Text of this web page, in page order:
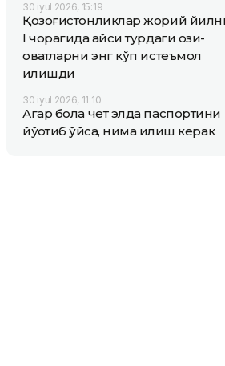
30 iyul 2026, 15:19
Қозоғистонликлар жорий
I чорагида қайси турдаги озиқ-
овқатларни энг кўп истеъмол
қилишди
30 iyul 2026, 11:10
Агар бола чет элда паспортини
йўқотиб қўйса, нима қилиш керак